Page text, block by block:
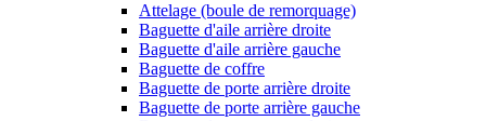
Attelage (boule de remorquage)
Baguette d'aile arrière droite
Baguette d'aile arrière gauche
Baguette de coffre
Baguette de porte arrière droite
Baguette de porte arrière gauche